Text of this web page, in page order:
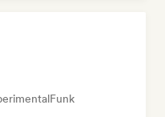
Funk